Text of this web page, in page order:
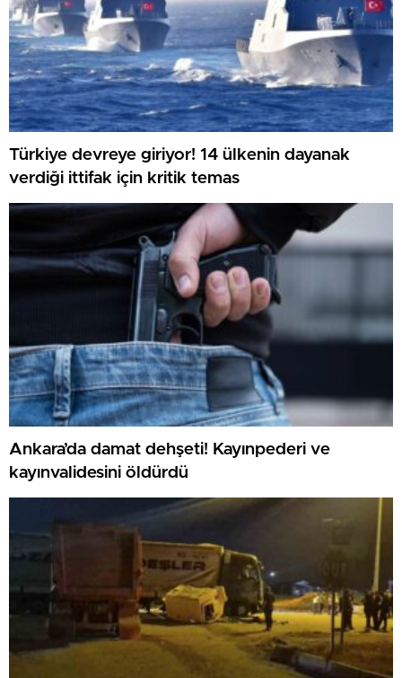
Türkiye devreye giriyor! 14 ülkenin dayanak
verdiği ittifak için kritik temas
Ankara’da damat dehşeti! Kayınpederi ve
kayınvalidesini öldürdü